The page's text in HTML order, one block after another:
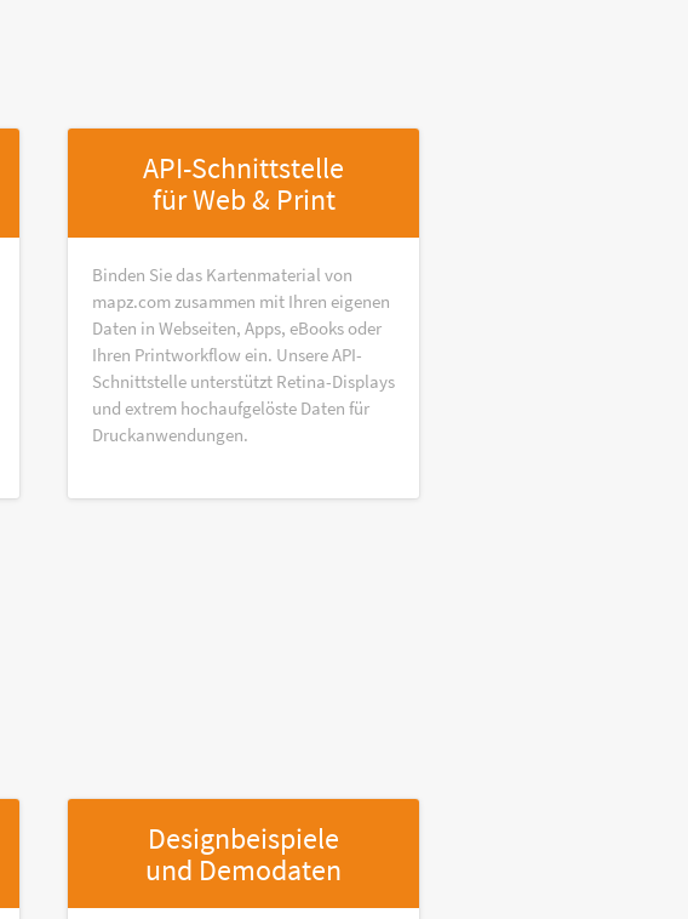
API-Schnittstelle
für Web & Print
Binden Sie das Kartenmaterial von
mapz.com zusammen mit Ihren eigenen
Daten in Webseiten, Apps, eBooks oder
Ihren Printworkflow ein. Unsere API-
Schnittstelle unterstützt Retina-Displays
und extrem hochaufgelöste Daten für
Druckanwendungen.
Designbeispiele
und Demodaten